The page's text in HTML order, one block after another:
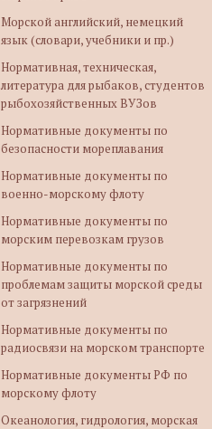
Морской английский, немецкий
язык (словари, учебники и пр.)
Нормативная, техническая,
литература для рыбаков, студентов
рыбохозяйственных ВУЗов
Нормативные документы по
безопасности мореплавания
Нормативные документы по
военно-морскому флоту
Нормативные документы по
морским перевозкам грузов
Нормативные документы по
проблемам защиты морской среды
от загрязнений
Нормативные документы по
радиосвязи на морском транспорте
Нормативные документы РФ по
морскому флоту
Океанология, гидрология, морская